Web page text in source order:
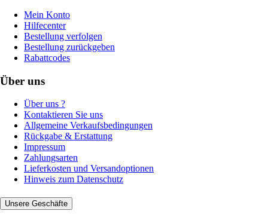
Mein Konto
Hilfecenter
Bestellung verfolgen
Bestellung zurückgeben
Rabattcodes
Über uns
Über uns ?
Kontaktieren Sie uns
Allgemeine Verkaufsbedingungen
Rückgabe & Erstattung
Impressum
Zahlungsarten
Lieferkosten und Versandoptionen
Hinweis zum Datenschutz
Unsere Geschäfte